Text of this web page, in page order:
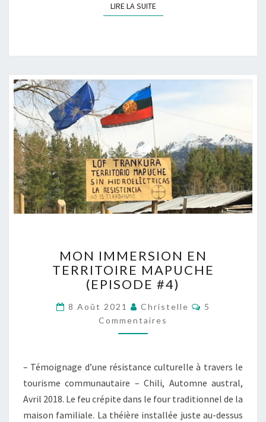
J
’
H
U
I
LIRE LA SUITELIRE LA SUITE
O
N
I
M
E
R
O
N
E
N
MON IMMERSION EN
TERRITOIRE MAPUCHE
(EPISODE #4)
8 Août 2021 Christelle
C
O
A
R
S
5
Commentaires
– Témoignage d’une résistance culturelle à travers le
tourisme communautaire – Chili, Automne austral,
Avril 2018. Le feu crépite dans le four traditionnel de la
maison familiale. La théière installée juste au-dessus